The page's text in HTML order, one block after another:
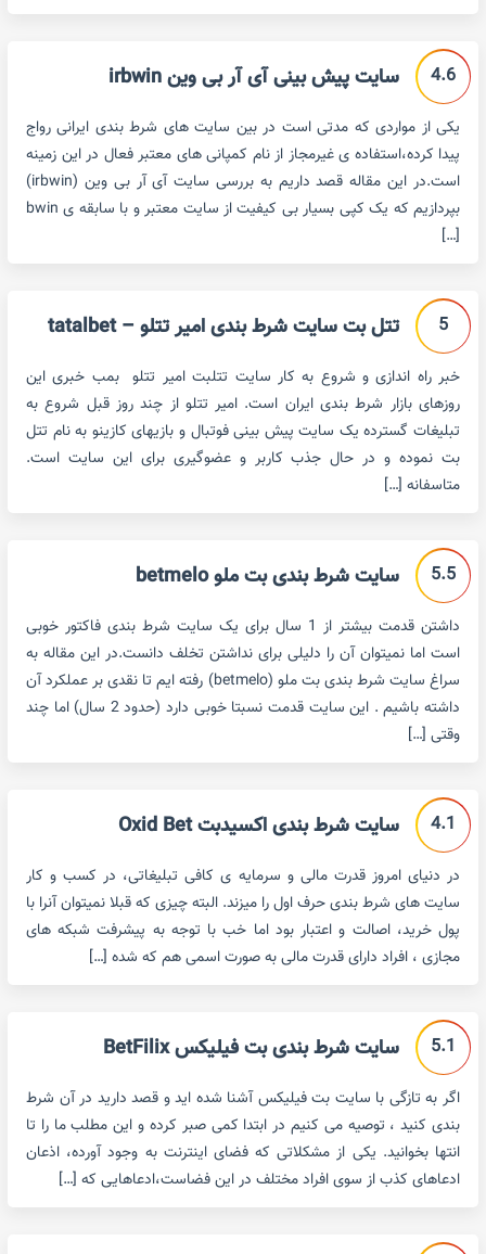
4.6 سایت پیش بینی آی آر بی وین irbwin
یکی از مواردی که مدتی است در بین سایت های شرط بندی ایرانی رواج
پیدا کرده،استفاده ی غیرمجاز از نام کمپانی های معتبر فعال در این زمینه
است.در این مقاله قصد داریم به بررسی سایت آی آر بی وین (irbwin)
بپردازیم که یک کپی بسیار بی کیفیت از سایت معتبر و با سابقه ی bwin
[…]
5 تتل بت سایت شرط بندی امیر تتلو – tatalbet
خبر راه اندازی و شروع به کار سایت تتلبت امیر تتلو بمب خبری این
روزهای بازار شرط بندی ایران است. امیر تتلو از چند روز قبل شروع به
تبلیغات گسترده یک سایت پیش بینی فوتبال و بازیهای کازینو به نام تتل
بت نموده و در حال جذب کاربر و عضوگیری برای این سایت است.
متاسفانه […]
5.5 سایت شرط بندی بت ملو betmelo
داشتن قدمت بیشتر از 1 سال برای یک سایت شرط بندی فاکتور خوبی
است اما نمیتوان آن را دلیلی برای نداشتن تخلف دانست.در این مقاله به
سراغ سایت شرط بندی بت ملو (betmelo) رفته ایم تا نقدی بر عملکرد آن
داشته باشیم . این سایت قدمت نسبتا خوبی دارد (حدود 2 سال) اما چند
وقتی […]
4.1 سایت شرط بندی اکسیدبت Oxid Bet
در دنیای امروز قدرت مالی و سرمایه ی کافی تبلیغاتی، در کسب و کار
سایت های شرط بندی حرف اول را میزند. البته چیزی که قبلا نمیتوان آنرا با
پول خرید، اصالت و اعتبار بود اما خب با توجه به پیشرفت شبکه های
مجازی ، افراد دارای قدرت مالی به صورت اسمی هم که شده […]
5.1 سایت شرط بندی بت فیلیکس BetFilix
اگر به تازگی با سایت بت فیلیکس آشنا شده اید و قصد دارید در آن شرط
بندی کنید ، توصیه می کنیم در ابتدا کمی صبر کرده و این مطلب ما را تا
انتها بخوانید. یکی از مشکلاتی که فضای اینترنت به وجود آورده، اذعان
ادعاهای کذب از سوی افراد مختلف در این فضاست،ادعاهایی که […]